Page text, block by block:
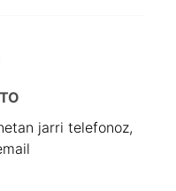
jarri telefonoz,